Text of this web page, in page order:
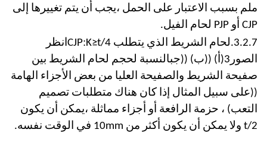
ملم بسبب الاعتبار على الحمل ،يجب أن يتم تغييرها إلى
CJP أو PJP لحام الفيل.
3.2.7. لحام الشريط الذي يتطلب CJP :K≥t/4
انظر
الصور 3
(أ) ((ب) ((جبالنسبة لحجم لحام الشريط بين
صفيحة الشريط والصفيحة العليا من بعض الأجزاء الهامة
((على سبيل المثال إذا كان هناك متطلبات تصميم
التعب) ، حزمة الرافعة أو أجزاء مماثلة ،يمكن أن يكون
t/2 ولا يمكن أن يكون أكثر من 10mm في الوقت نفسه.